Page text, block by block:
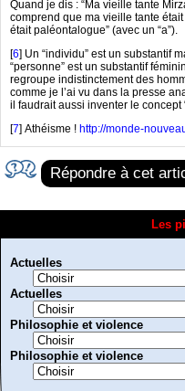
Quand je dis : “Ma vieille tante
comprend que ma vieille tante
était paléonta logue” (avec un “a”).
[6] Un “individu” est un substantif
“personne” est un substantif
regroupe indistinctement des
comme je lʼai vu dans la presse
il faudrait aussi inventer le concept
[7] Athéisme ! http://monde-
Répondre à cet
Les
Actuelles
Actuelles
Philosophie et violence
Philosophie et violence